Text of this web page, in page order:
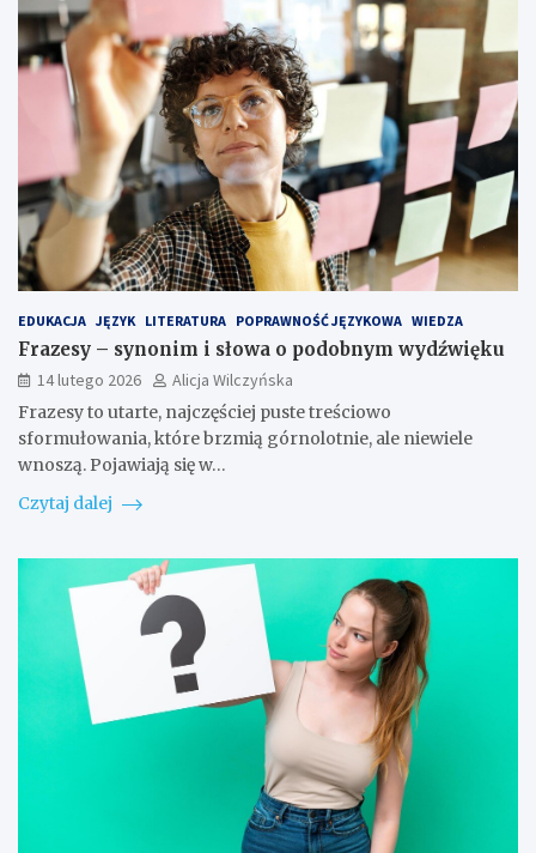
EDUKACJA JĘZYK LITERATURA POPRAWNOŚĆ JĘZYKOWA WIEDZA
Frazesy – synonim i słowa o podobnym wydźwięku
14 lutego 2026
Alicja Wilczyńska
Frazesy to utarte, najczęściej puste treściowo
sformułowania, które brzmią górnolotnie, ale niewiele
wnoszą. Pojawiają się w…
Czytaj dalej